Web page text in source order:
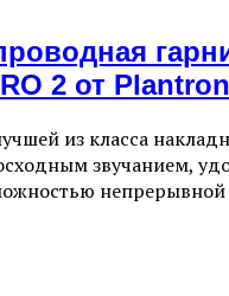
2 от
из класса
звучанием,